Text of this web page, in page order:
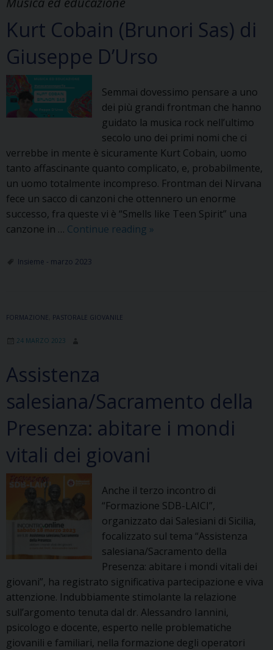
Kurt Cobain (Brunori Sas) di
Giuseppe D’Urso
Semmai dovessimo pensare a uno
dei più grandi frontman che hanno
guidato la musica rock nell’ultimo
secolo uno dei primi nomi che ci
verrebbe in mente è sicuramente Kurt Cobain, uomo
tanto affascinante quanto complicato, e, probabilmente,
un uomo totalmente incompreso. Frontman dei Nirvana
fece un sacco di canzoni che ottennero un enorme
successo, fra queste vi è “Smells like Teen Spirit” una
canzone in … Continue reading Kurt
»
Insieme - marzo 2023
FORMAZIONE PASTORALE GIOVANILE
24 MARZO 2023
Assistenza
salesiana/Sacramento della
Presenza: abitare i mondi
vitali dei giovani
Anche il terzo incontro di
“Formazione SDB-LAICI”,
organizzato dai Salesiani di Sicilia,
focalizzato sul tema “Assistenza
salesiana/Sacramento della
Presenza: abitare i mondi vitali dei
giovani”, ha registrato significativa partecipazione e viva
attenzione. Indubbiamente stimolante la relazione
sull’argomento tenuta dal dr. Alessandro Iannini,
psicologo e docente, esperto nelle problematiche
giovanili e familiari, nella formazione degli operatori